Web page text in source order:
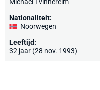
Nationaliteit:
Noorwegen
Leeftijd:
32 jaar (28 nov. 1993)